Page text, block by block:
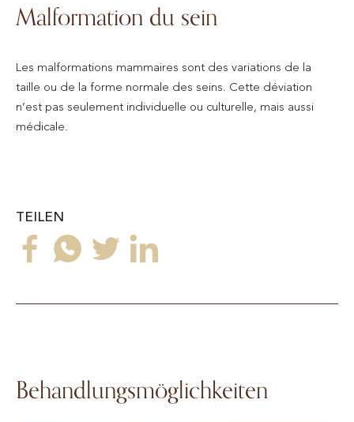
Contact
Malformation du sein
Les malformations mammaires sont des variations de la
taille ou de la forme normale des seins. Cette déviation
n’est pas seulement individuelle ou culturelle, mais aussi
médicale.
TEILEN
Behandlungsmöglichkeiten